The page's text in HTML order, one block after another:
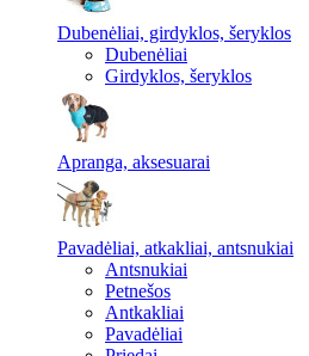
Dubenėliai, girdyklos, šeryklos
Dubenėliai
Girdyklos, šeryklos
Apranga, aksesuarai
Pavadėliai, atkakliai, antsnukiai
Antsnukiai
Petnešos
Antkakliai
Pavadėliai